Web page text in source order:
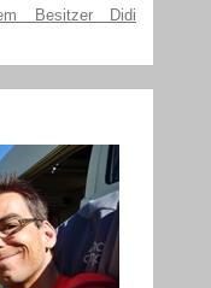
Besitzer Didi